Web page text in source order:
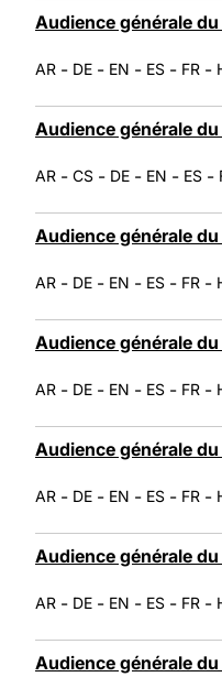
Audience générale
AR - DE - EN - ES - FR -
Audience générale
AR - CS - DE - EN - ES -
Audience générale
AR - DE - EN - ES - FR -
Audience générale
AR - DE - EN - ES - FR -
Audience générale
AR - DE - EN - ES - FR -
Audience générale
AR - DE - EN - ES - FR -
Audience générale